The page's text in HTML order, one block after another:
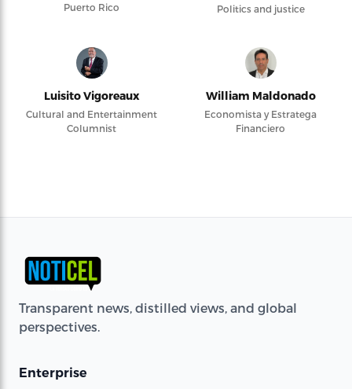
Puerto Rico
Politics and justice
Luisito Vigoreaux
Cultural and Entertainment
Columnist
William Maldonado
Economista y Estratega
Financiero
Transparent news, distilled views, and global
perspectives.
Enterprise